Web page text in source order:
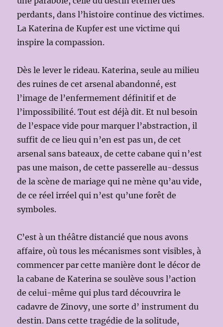
perdants, dans l’histoire continue des victimes.
La Katerina de Kupfer est une victime qui
inspire la compassion.
Dès le lever le rideau. Katerina, seule au milieu
des ruines de cet arsenal abandonné, est
l’image de l’enfermement définitif et de
l’impossibilité. Tout est déjà dit. Et nul besoin
de l’espace vide pour marquer l’abstraction, il
suffit de ce lieu qui n’en est pas un, de cet
arsenal sans bateaux, de cette cabane qui n’est
pas une maison, de cette passerelle au-dessus
de la scène de mariage qui ne mène qu’au vide,
de ce réel irréel qui n’est qu’une forêt de
symboles.
C’est à un théâtre distancié que nous avons
affaire, où tous les mécanismes sont visibles, à
commencer par cette manière dont le décor de
la cabane de Katerina se soulève sous l’action
de celui-même qui plus tard découvrira le
cadavre de Zinovy, une sorte d’ instrument du
destin. Dans cette tragédie de la solitude,